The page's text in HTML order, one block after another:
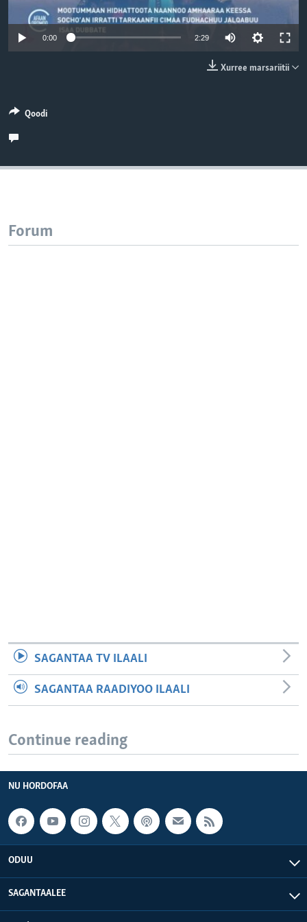
0:00 2:29
Xurree marsariitii
Qoodi
Forum
SAGANTAA TV ILAALI
SAGANTAA RAADIYOO ILAALI
Continue reading
NU HORDOFAA
ODUU
SAGANTAALEE